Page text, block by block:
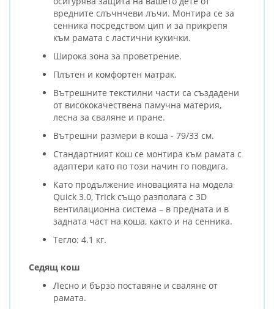
вредните слъчнчеви лъчи. Монтира се за
сенника посредством цип и за прикрепя
към рамата с ластични кукички.
Широка зона за проветрение.
Плътен и комфортен матрак.
Вътрешните текстилни части са създадени
от висококачествена памучна материя,
лесна за сваляне и пране.
Вътрешни размери в коша - 79/33 см.
Стандартният кош се монтира към рамата с
адаптери като по този начин го повдига.
Като продължение иновацията на модела
Quick 3.0, Trick също разполага с 3D
вентилационна система – в предната и в
задната част на коша, както и на сенника.
Тегло: 4.1 кг.
Седящ кош
Лесно и бързо поставяне и сваляне от
рамата.